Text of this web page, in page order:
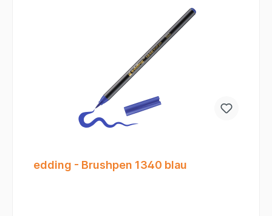
fließenden Übergang sorgt.Geruchsarme Tinte:
Die wasserbasierte Tinte ist geruchsneutral und
schlägt auf vielen Papiersorten nicht durch.Made
in Germany: Vertrauen Sie auf die bewährte
edding-Qualität für langlebigen Mal- und
edding - Brushpen 1340 blau